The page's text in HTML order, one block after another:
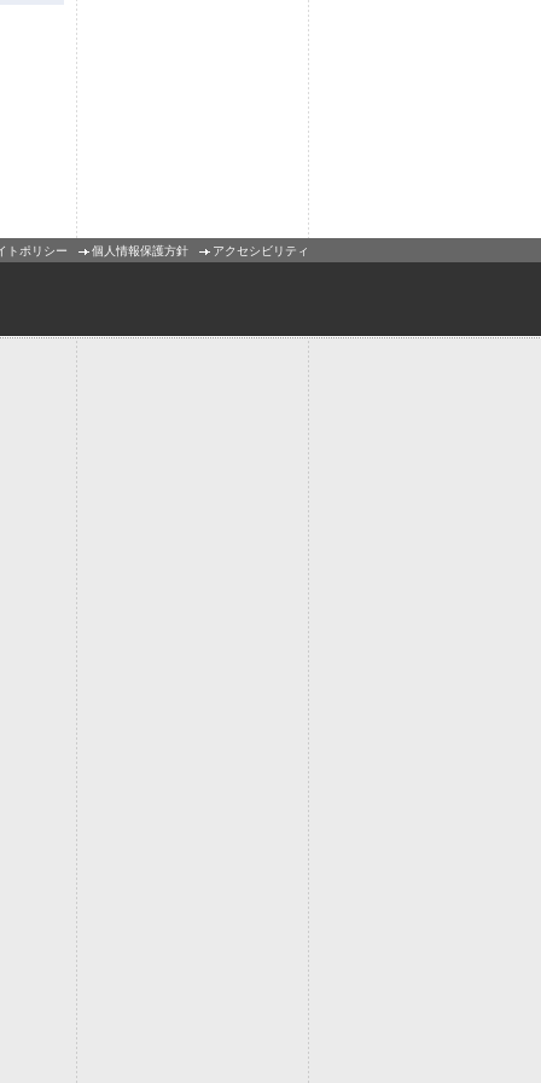
トポリシー 個人情報保護方針 アクセシビリティ